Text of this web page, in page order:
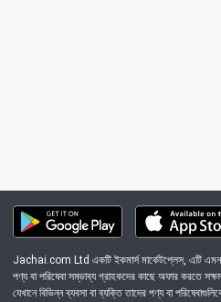
Jachai.com Ltd একটি ইকমার্স মার্কেটপ্লেস, এটি এমন
পণ্য বা পরিষেবা সম্ভাব্য গ্রাহকদের কাছে অফার করতে
যেখানে বিভিন্ন ব্যবসা বা ব্যক্তি তাদের পণ্য বা